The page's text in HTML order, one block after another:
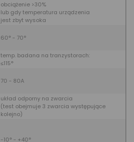
obciążenie >30%
lub gdy temperatura urządzenia
jest zbyt wysoka
60° - 70°
temp. badana na tranzystorach:
≤115°
70 - 80A
układ odporny na zwarcia
(test obejmuje 3 zwarcia występujące
kolejno)
-10° - +40°